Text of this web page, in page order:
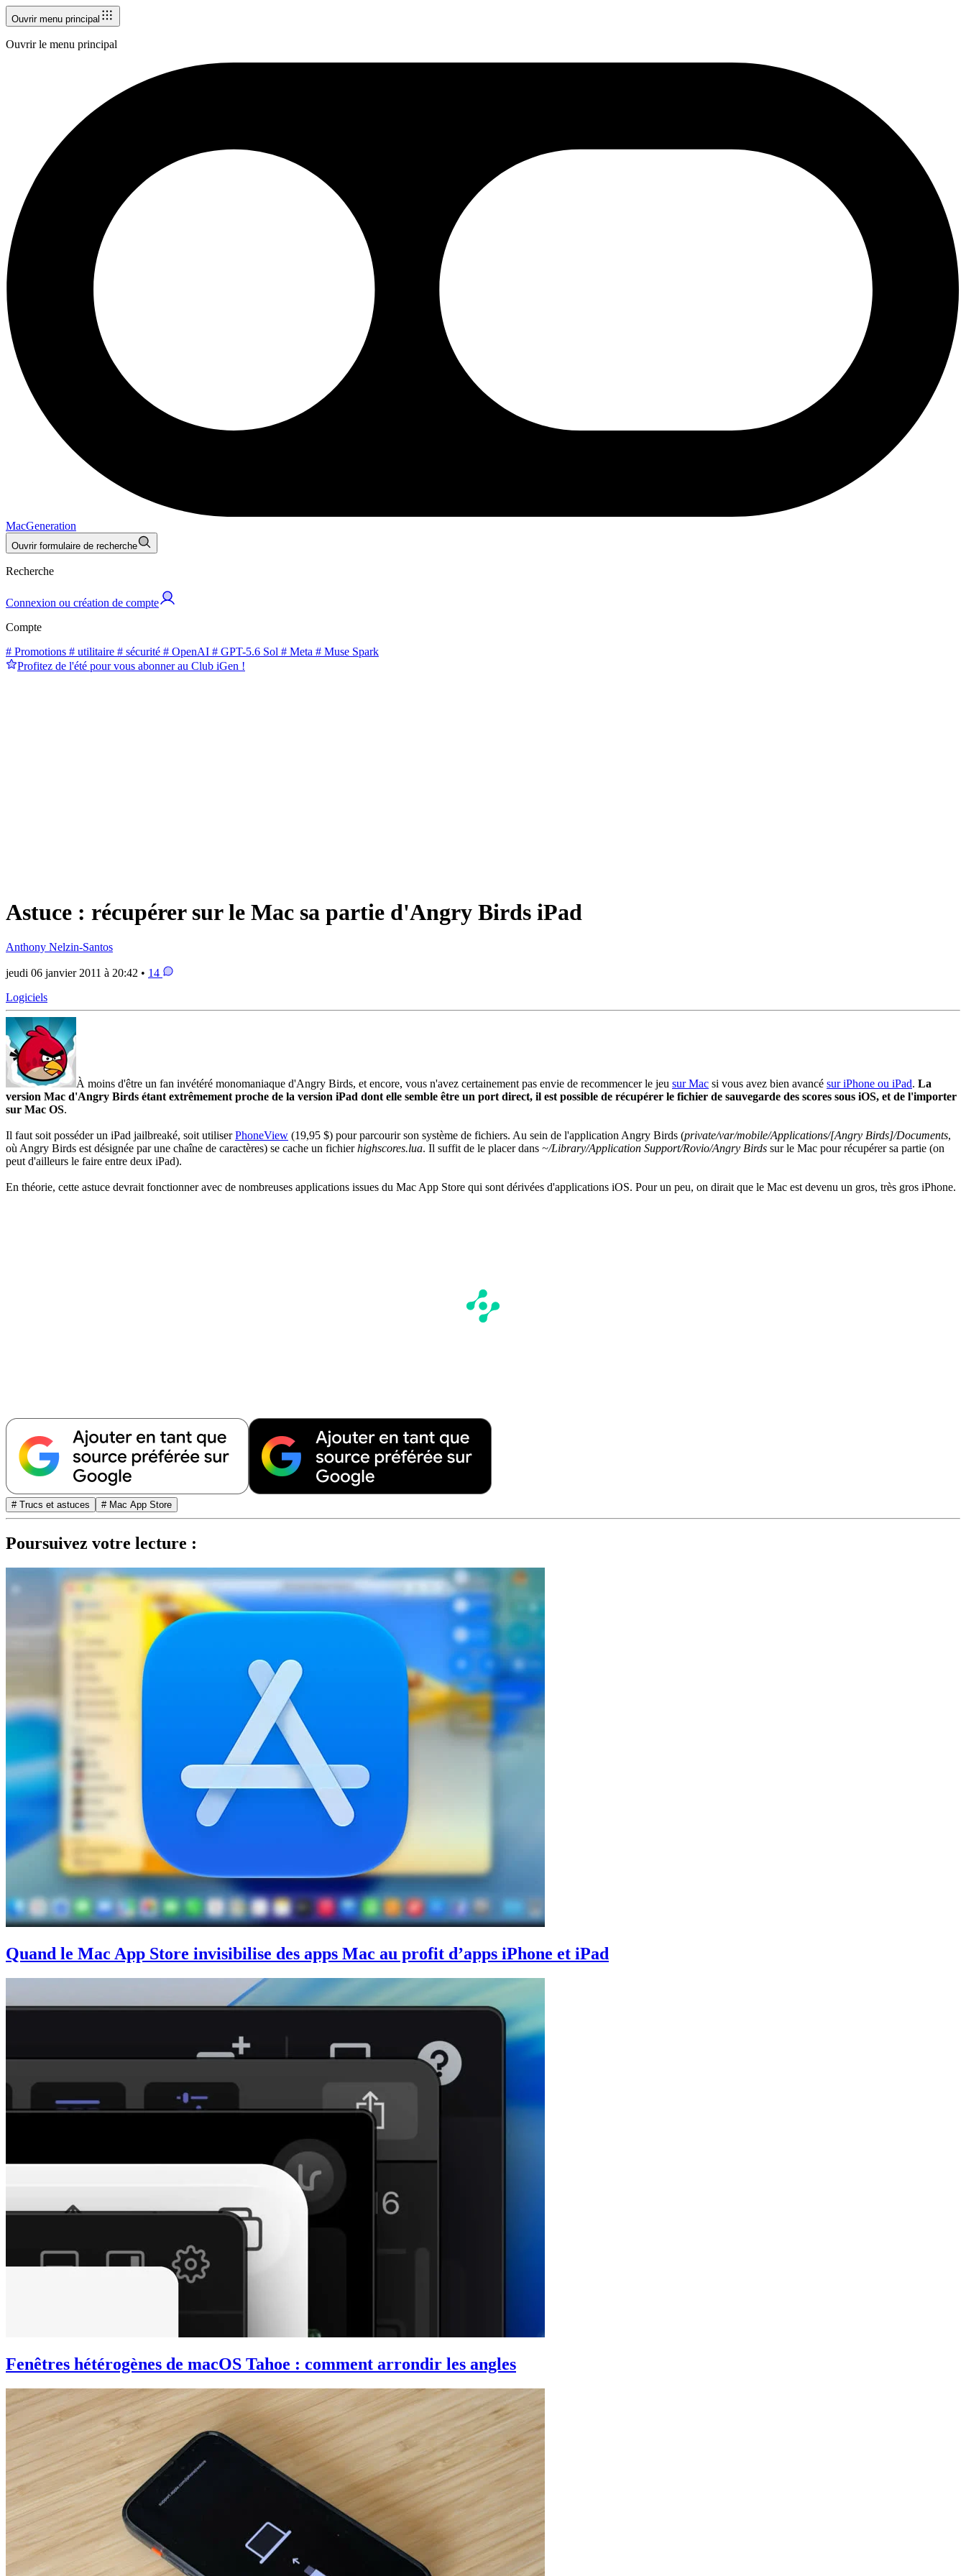
Ouvrir menu principal
Ouvrir le menu principal
MacGeneration
Ouvrir formulaire de recherche
Recherche
Connexion ou création de compte
Compte
# Promotions # utilitaire # sécurité # OpenAI # GPT-5.6 Sol # Meta # Muse Spark
Profitez de l'été pour vous abonner au Club iGen !
Astuce : récupérer sur le Mac sa partie d'Angry Birds iPad
Anthony Nelzin-Santos
jeudi 06 janvier 2011 à 20:42 • 14
Logiciels
À moins d'être un fan invétéré monomaniaque d'Angry Birds, et encore, vous n'avez certainement pas envie de recommencer le jeu sur Mac si vous avez bien avancé sur iPhone ou iPad. La
version Mac d'Angry Birds étant extrêmement proche de la version iPad dont elle semble être un port direct, il est possible de récupérer le fichier de sauvegarde des scores sous iOS, et de l'importer
sur Mac OS.
Il faut soit posséder un iPad jailbreaké, soit utiliserPhoneView (19,95 $) pour parcourir son système de fichiers. Au sein de l'application Angry Birds (private/var/mobile/Applications/[Angry Birds]/Documents,
où Angry Birds est désignée par une chaîne de caractères) se cache un fichierhighscores.lua. Il suffit de le placer dans ~/Library/Application Support/Rovio/Angry Birds sur le Mac pour récupérer sa partie (on
peut d'ailleurs le faire entre deux iPad).
En théorie, cette astuce devrait fonctionner avec de nombreuses applications issues du Mac App Store qui sont dérivées d'applications iOS. Pour un peu, on dirait que le Mac est devenu un gros, très gros iPhone.
# Trucs et astuces # Mac App Store
Poursuivez votre lecture :
Quand le Mac App Store invisibilise des apps Mac au profit d’apps iPhone et iPad
Fenêtres hétérogènes de macOS Tahoe : comment arrondir les angles